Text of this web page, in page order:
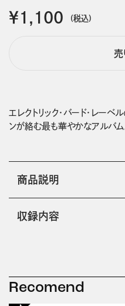
￥1,100 (税込)
売
エレクトリック・バード・レーベ
ンが絡む最も華やかなアルバム
商品説明
収録内容
Recomend